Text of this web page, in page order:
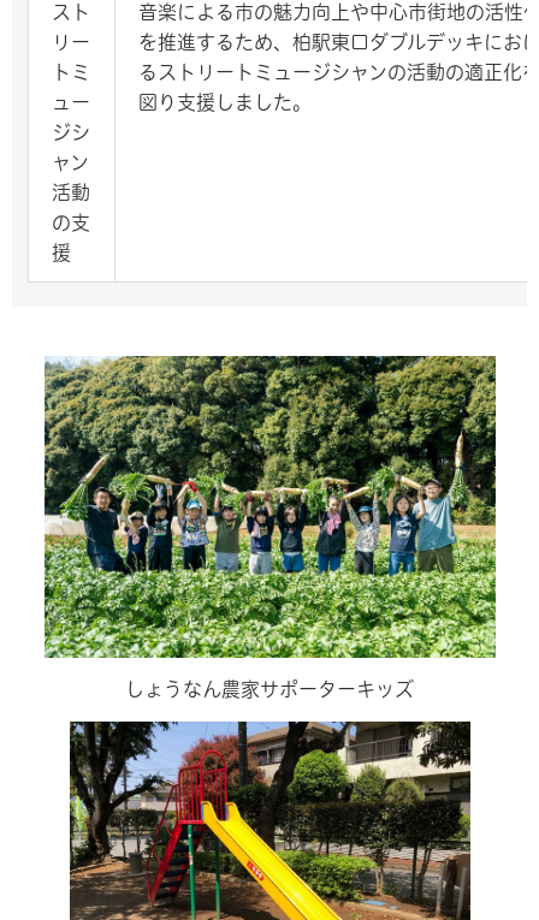
スト
リー
トミ
ュー
ジシ
ャン
活動
の支
援
音楽による市の魅力向上や中心市街地の活性
を推進するため、柏駅東口ダブルデッキにお
るストリートミュージシャンの活動の適正化
図り支援しました。
しょうなん農家サポーターキッズ